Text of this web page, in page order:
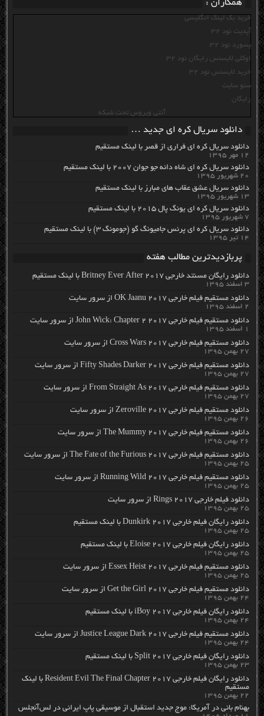
همکاران :
خرید بک لینک انگلیسی
آپدیت نود 32
پسورد نود 32
اوکلی لایسنس رایگان نود 32
خرید لایسنس نود 32
سئو سایت
رایگان
آنتی ویروس تحت شبکه
دانلود سریال کره ای جدید …
دانلود سریال کره ای فراری از قصر با لینک مستقیم
۱۲ مهر ۱۳۹۵
دانلود سریال کره ای شاه دائه جو جوان ۲۰۰۷ با لینک مستقیم
۲۰ شهریور ۱۳۹۵
دانلود سریال عشق عقاب های مبارز با لینک مستقیم
۱۳ شهریور ۱۳۹۵
دانلود سریال کره ای یونگ پال ۲۰۱۵ با لینک مستقیم
۷ شهریور ۱۳۹۵
دانلود سریال کره ای پرنس جامیونگ گو (جومونگ ۳) با لینک مستقیم
۱۴ تیر ۱۳۹۵
پربازدیدترین مطالب هفته
دانلود رایگان مسنتد خارجی Britney Ever After 2017 با لینک مستقیم
۳ اسفند ۱۳۹۵
دانلود مستقیم فیلم خارجی OK Jaanu 2017 از سرور سایت
۲ اسفند ۱۳۹۵
دانلود مستقیم فیلم خارجی John Wick: Chapter 2 2017 از سرور سایت
۱ اسفند ۱۳۹۵
دانلود مستقیم فیلم خارجی Cross Wars 2017 از سرور سایت
۲۷ بهمن ۱۳۹۵
دانلود مستقیم فیلم خارجی Fifty Shades Darker 2017 از سرور سایت
۲۷ بهمن ۱۳۹۵
دانلود مستقیم فیلم خارجی From Straight As 2017 از سرور سایت
۲۷ بهمن ۱۳۹۵
دانلود مستقیم فیلم خارجی Zeroville 2017 از سرور سایت
۲۶ بهمن ۱۳۹۵
دانلود مستقیم فیلم خارجی The Mummy 2017 از سرور سایت
۲۶ بهمن ۱۳۹۵
دانلود مستقیم فیلم خارجی The Fate of the Furious 2017 از سرور سایت
۲۵ بهمن ۱۳۹۵
دانلود مستقیم فیلم خارجی Running Wild 2017 از سرور سایت
۲۵ بهمن ۱۳۹۵
دانلود فیلم خارجی Rings 2017 از سرور سایت
۲۵ بهمن ۱۳۹۵
دانلود رایگان فیلم خارجی Dunkirk 2017 با لینک مستقیم
۲۵ بهمن ۱۳۹۵
دانلود رایگان فیلم خارجی Eloise 2017 با لینک مستقیم
۲۵ بهمن ۱۳۹۵
دانلود مستقیم فیلم خارجی Essex Heist 2017 از سرور سایت
۲۵ بهمن ۱۳۹۵
دانلود مستقیم فیلم خارجی Get the Girl 2017 از سرور سایت
۲۴ بهمن ۱۳۹۵
دانلود رایگان فیلم خارجی iBoy 2017 با لینک مستقیم
۲۴ بهمن ۱۳۹۵
دانلود مستقیم فیلم خارجی Justice League Dark 2017 از سرور سایت
۲۴ بهمن ۱۳۹۵
دانلود رایگان فیلم خارجی Split 2017 با لینک مستقیم
۲۳ بهمن ۱۳۹۵
دانلود رایگان فیلم خارجی Resident Evil The Final Chapter 2017 با لینک
مستقیم
۲۲ بهمن ۱۳۹۵
بهنام بانی در آمریکا: موج جدید استقبال از موسیقی پاپ ایرانی در لس‌آنجلس